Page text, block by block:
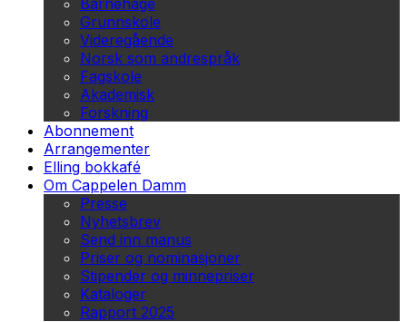
Barnehage
Grunnskole
Videregående
Norsk som andrespråk
Fagskole
Akademisk
Forskning
Abonnement
Arrangementer
Elling bokkafé
Om Cappelen Damm
Presse
Nyhetsbrev
Send inn manus
Priser og nominasjoner
Stipender og minnepriser
Kataloger
Rapport 2025